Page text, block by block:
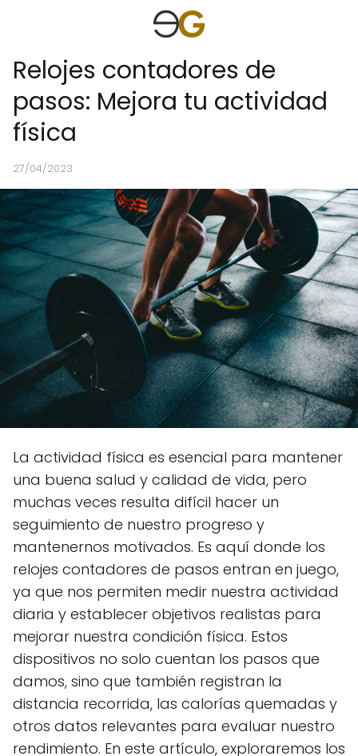
Relojes contadores de
pasos: Mejora tu actividad
física
27/04/2023
La actividad física es esencial para mantener
una buena salud y calidad de vida, pero
muchas veces resulta difícil hacer un
seguimiento de nuestro progreso y
mantenernos motivados. Es aquí donde los
relojes contadores de pasos entran en juego,
ya que nos permiten medir nuestra actividad
diaria y establecer objetivos realistas para
mejorar nuestra condición física. Estos
dispositivos no solo cuentan los pasos que
damos, sino que también registran la
distancia recorrida, las calorías quemadas y
otros datos relevantes para evaluar nuestro
rendimiento. En este artículo, exploraremos los